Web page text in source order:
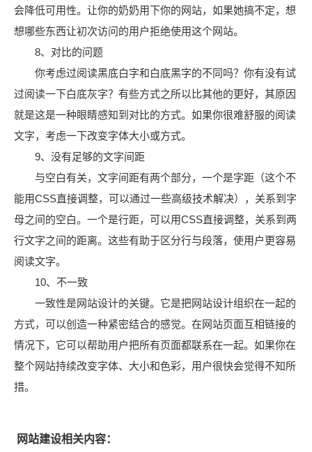
会降低可用性。让你的奶奶用下你的网站，如果她搞不定，想
想哪些东西让初次访问的用户拒绝使用这个网站。
8、对比的问题
你考虑过阅读黑底白字和白底黑字的不同吗？你有没有试
过阅读一下白底灰字？有些方式之所以比其他的更好，其原因
就是这是一种眼睛感知到对比的方式。如果你很难舒服的阅读
文字，考虑一下改变字体大小或方式。
9、没有足够的文字间距
与空白有关，文字间距有两个部分，一个是字距（这个不
能用CSS直接调整，可以通过一些高级技术解决），关系到字
母之间的空白。一个是行距，可以用CSS直接调整，关系到两
行文字之间的距离。这些有助于区分行与段落，使用户更容易
阅读文字。
10、不一致
一致性是网站设计的关键。它是把网站设计组织在一起的
方式，可以创造一种紧密结合的感觉。在网站页面互相链接的
情况下，它可以帮助用户把所有页面都联系在一起。如果你在
整个网站持续改变字体、大小和色彩，用户很快会觉得不知所
措。
网站建设相关内容：